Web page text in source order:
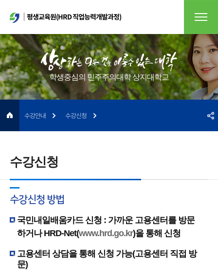
평생교육원(HRD 직업능력개발과정)
학생중심의 민주주의대학 상지대학교
수강신청
수강안내 수강신청
수강신청 방법
국민내일배움카드 신청 : 가까운 고용센터를 방문
하거나 HRD-Net(www.hrd.go.kr)을 통해 신청
고용센터 상담을 통해 신청 가능(고용센터 직접 방
문)